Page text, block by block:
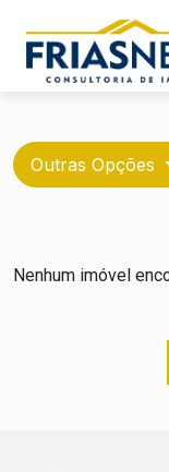
Outras Opções
Nenhum imóvel